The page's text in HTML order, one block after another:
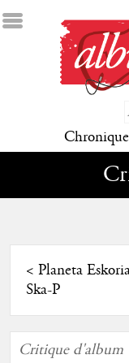
< Planeta
Ska-P
Critique d'album